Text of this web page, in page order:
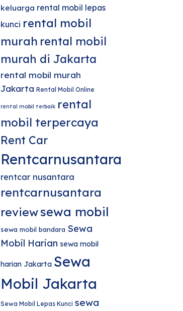
keluarga rental mobil lepas
kunci rental mobil
murah rental mobil
murah di Jakarta
rental mobil murah
Jakarta Rental Mobil Online
rental mobil terbaik rental
mobil terpercaya
Rent Car
Rentcarnusantara
rentcar nusantara
rentcarnusantara
reviewsewa mobil
sewa mobil bandara Sewa
Mobil Harian sewa mobil
harian Jakarta Sewa
Mobil Jakarta
Sewa Mobil Lepas Kunci sewa